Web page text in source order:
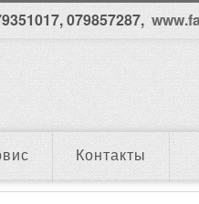
079857287,
Контакты